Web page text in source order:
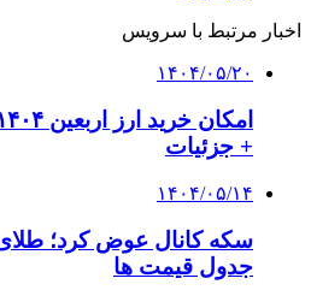
اخبار مرتبط با سرویس
۱۴۰۴/۰۵/۲۰
+ جزئیات
۱۴۰۴/۰۵/۱۴
جدول قیمت ها